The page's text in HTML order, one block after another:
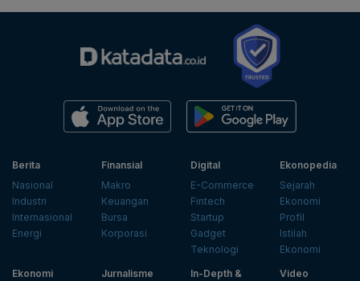
Berita
Nasional
Industri
Internasional
Energi
Finansial
Makro
Keuangan
Bursa
Korporasi
Digital
E-Commerce
Fintech
Startup
Gadget
Teknologi
Ekonopedia
Sejarah
Ekonomi
Profil
Istilah
Ekonomi
Ekonomi
Jurnalisme
In-Depth &
Video